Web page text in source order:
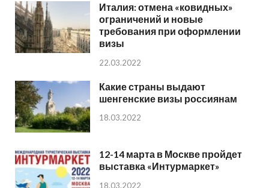
Италия: отмена «ковидных»
ограничений и новые
требования при оформлении
визы
22.03.2022
Какие страны выдают
шенгенские визы россиянам
18.03.2022
12-14 марта в Москве пройдет
выставка «Интурмаркет»
18.03.2022